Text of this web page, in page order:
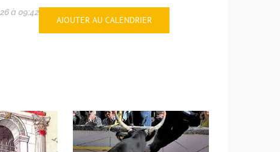
à 09:42
AJOUTER AU CALENDRIER